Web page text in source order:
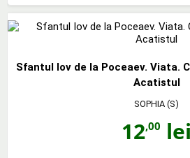
Sfantul Iov de la Poceaev. Viata.
Acatistul
SOPHIA (S)
12,00 lei